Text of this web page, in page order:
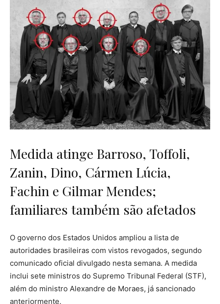
Medida atinge Barroso, Toffoli,
Zanin, Dino, Cármen Lúcia,
Fachin e Gilmar Mendes;
familiares também são afetados
O governo dos Estados Unidos ampliou a lista de
autoridades brasileiras com vistos revogados, segundo
comunicado oficial divulgado nesta semana. A medida
inclui sete ministros do Supremo Tribunal Federal (STF),
além do ministro Alexandre de Moraes, já sancionado
anteriormente.